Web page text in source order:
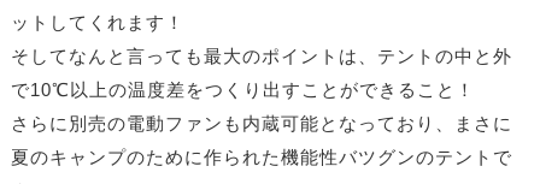
ットしてくれます！
そしてなんと言っても最大のポイントは、テントの中と外
で10℃以上の温度差をつくり出すことができること！
さらに別売の電動ファンも内蔵可能となっており、まさに
夏のキャンプのために作られた機能性バツグンのテントで